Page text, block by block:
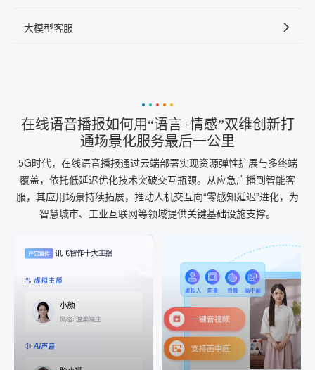
大模型客服
在线语音播报如何用“语言+情感”双维创新打
通场景化服务最后一公里
5G时代，在线语音播报通过云端部署实现资源弹性扩展与多终端
覆盖，依托低延迟优化技术突破交互瓶颈。从应急广播到智能客
服，其应用场景持续拓展，推动人机交互向“零感知延迟”进化，为
智慧城市、工业互联网等领域提供关键基础设施支撑。
AI配音
音视频一键生成
室"中输入文本或录音，一
AI+音频
配音一键生成
AI+音频：基于全球领先的
TTS能力打造的AI音频制作
工具，输入文本、选择发
音人即可一键生成专业音